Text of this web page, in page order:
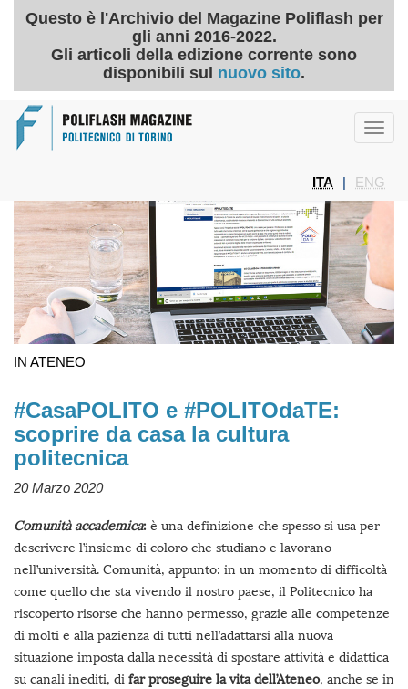
Questo è l'Archivio del Magazine Poliflash per
gli anni 2016-2022.
Gli articoli della edizione corrente sono
disponibili sul nuovo sito.
ITA ENG
IN ATENEO
#CasaPOLITO e #POLITOdaTE:
scoprire da casa la cultura
politecnica
20 Marzo 2020
Comunità accademica: è una definizione che spesso si usa per
descrivere l’insieme di coloro che studiano e lavorano
nell’università. Comunità, appunto: in un momento di difficoltà
come quello che sta vivendo il nostro paese, il Politecnico ha
riscoperto risorse che hanno permesso, grazie alle competenze
di molti e alla pazienza di tutti nell’adattarsi alla nuova
situazione imposta dalla necessità di spostare attività e didattica
su canali inediti, di far proseguire la vita dell’Ateneo, anche se in